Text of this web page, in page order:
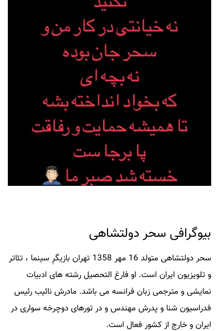
بیوگرافی سحر دولتشاهی
سحر دولتشاهی متولد 16 مهر 1358 تهران بازیگرِ سینما ، تئاتر
و تلویزیون ایران است. او فارغ التحصیل رشته های ادبیات
نمایشی و مترجمی زبان فرانسه می باشد. مادرش نائیب رئیس
فدراسیون شنا و پدرش مهندس و در تورهای دوچرخه سواری در
ایران و خارج از کشور فعال است.